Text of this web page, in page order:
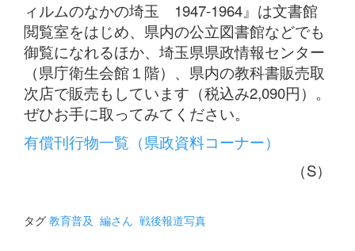
ィルムのなかの埼玉 1947-1964』は文書館
閲覧室をはじめ、県内の公立図書館などでも
御覧になれるほか、埼玉県県政情報センター
（県庁衛生会館１階）、県内の教科書販売取
次店で販売もしています（税込み2,090円）。
ぜひお手に取ってみてください。
有償刊行物一覧（県政資料コーナー）
（S）
タグ 教育普及 編さん 戦後報道写真